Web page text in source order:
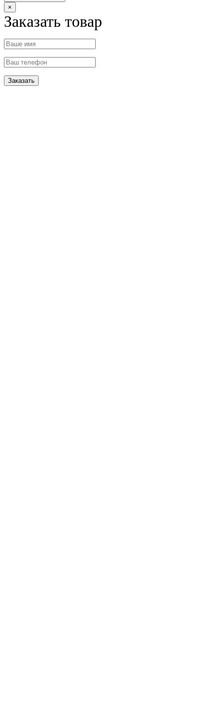
×
Заказать товар